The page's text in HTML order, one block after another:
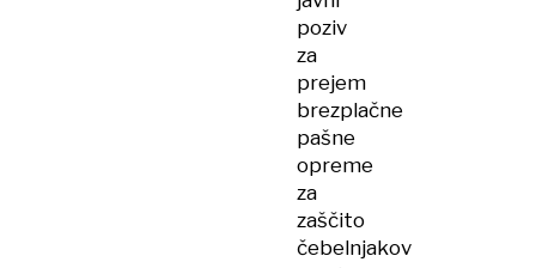
poziv
za
prejem
brezplačne
pašne
opreme
za
zaščito
čebelnjakov